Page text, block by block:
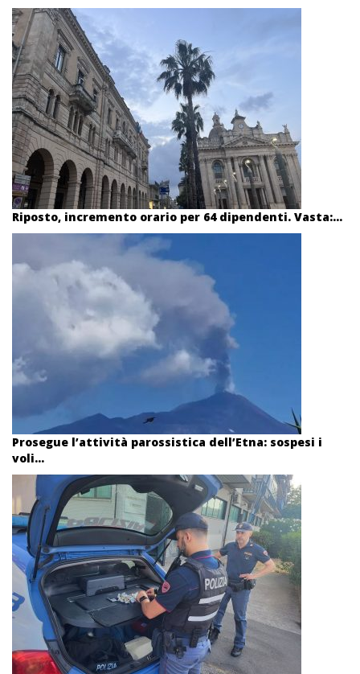
Riposto, incremento orario per 64 dipendenti. Vasta:...
Prosegue l’attività parossistica dell’Etna: sospesi i
voli...